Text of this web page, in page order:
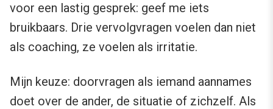
voor een lastig gesprek: geef me iets
bruikbaars. Drie vervolgvragen voelen dan niet
als coaching, ze voelen als irritatie.
Mijn keuze: doorvragen als iemand aannames
doet over de ander, de situatie of zichzelf. Als